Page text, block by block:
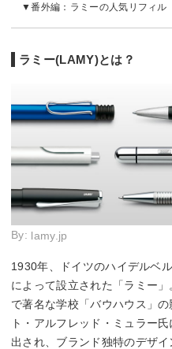
番外編：ラミーの人気リフィル
ラミー(LAMY)とは？
By: lamy.jp
1930年、ドイツのハイデルベ
によって設立された「ラミー
で著名な学校「バウハウス」
ト・アルフレッド・ミュラー
出され、ブランド独特のデザ